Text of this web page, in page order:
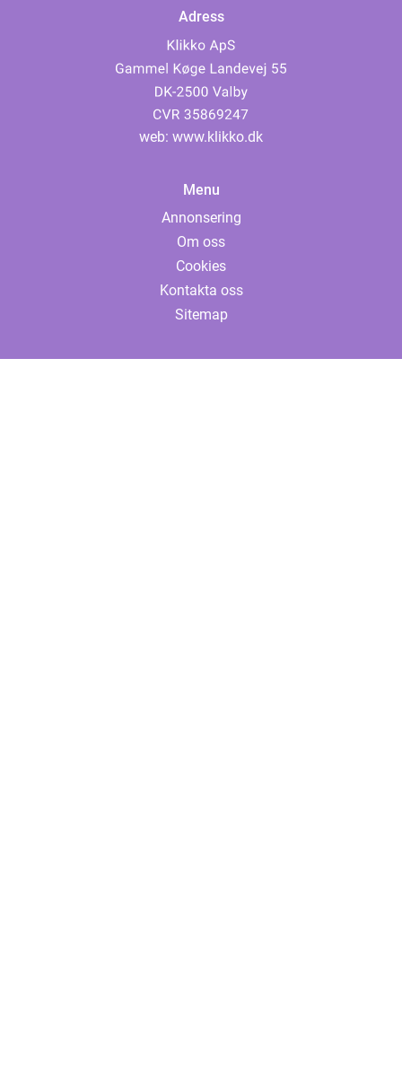
Adress
web: www.klikko.dk
Menu
Annonsering
Om oss
Cookies
Kontakta oss
Sitemap